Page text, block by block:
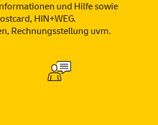
und Hilfe sowie
HIN+WEG.
Rechnungsstellung uvm.